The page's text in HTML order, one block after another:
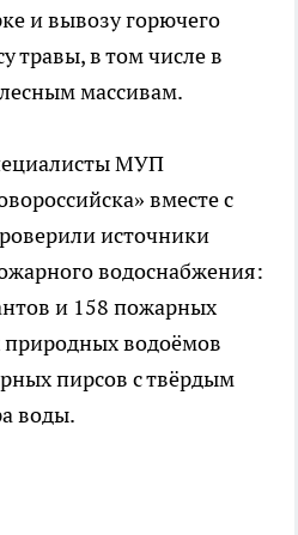
и вывозу горючего
травы, в том числе в
массивам.
МУП
вместе с
источники
водоснабжения:
и 158 пожарных
природных водоёмов
пирсов с твёрдым
воды.